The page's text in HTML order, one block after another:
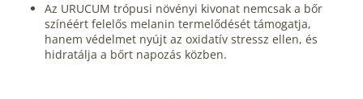
Az URUCUM trópusi növényi kivonat nemcsak a bőr
színéért felelős melanin termelődését támogatja,
hanem védelmet nyújt az oxidatív stressz ellen, és
hidratálja a bőrt napozás közben.